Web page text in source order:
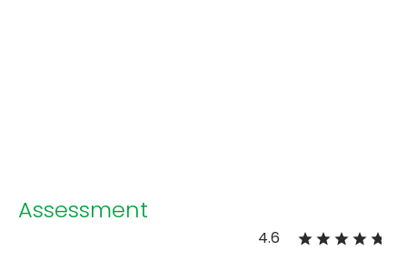
Assessment
4.6